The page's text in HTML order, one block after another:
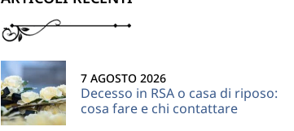
Decesso in RSA o casa di riposo:
cosa fare e chi contattare
7 AGOSTO 2026